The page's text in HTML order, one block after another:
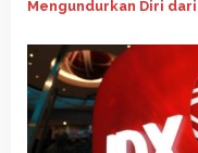
Mengundurkan Diri dari
Damayanti Jadi Pejabat
Sementara